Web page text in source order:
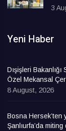
3
Yeni Haber
Dışişleri
Özel Mekansal
8 August, 2026
Bosna Hersek’ten
Şanlıurfa’da